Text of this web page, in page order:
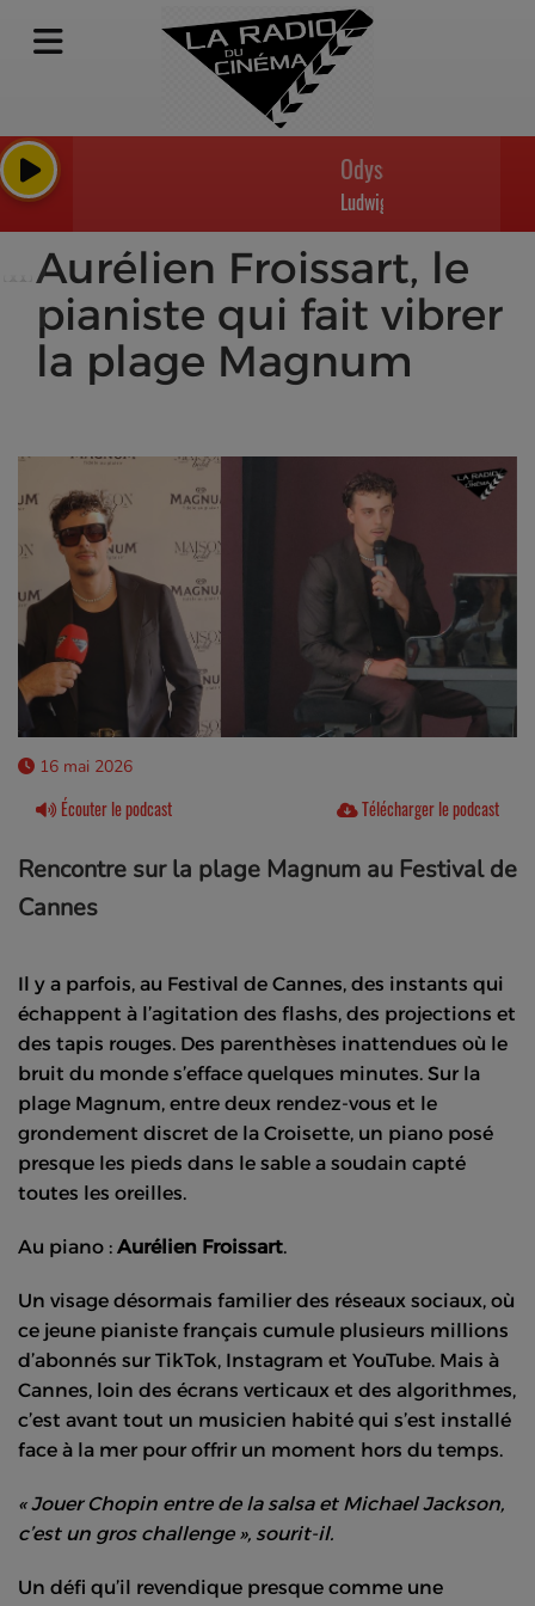
Odysseus -
Ludwig Goransson
Aurélien Froissart, le
pianiste qui fait vibrer
la plage Magnum
16 mai 2026
Écouter le podcast Télécharger le podcast
Rencontre sur la plage Magnum au Festival de
Cannes
Il y a parfois, au Festival de Cannes, des instants qui
échappent à l’agitation des flashs, des projections et
des tapis rouges. Des parenthèses inattendues où le
bruit du monde s’efface quelques minutes. Sur la
plage Magnum, entre deux rendez-vous et le
grondement discret de la Croisette, un piano posé
presque les pieds dans le sable a soudain capté
toutes les oreilles.
Au piano : Aurélien Froissart.
Un visage désormais familier des réseaux sociaux, où
ce jeune pianiste français cumule plusieurs millions
d’abonnés sur TikTok, Instagram et YouTube. Mais à
Cannes, loin des écrans verticaux et des algorithmes,
c’est avant tout un musicien habité qui s’est installé
face à la mer pour offrir un moment hors du temps.
« Jouer Chopin entre de la salsa et Michael Jackson,
c’est un gros challenge », sourit-il.
Un défi qu’il revendique presque comme une